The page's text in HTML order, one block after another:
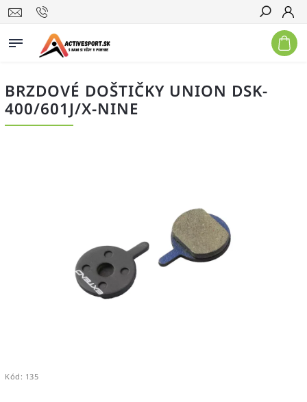
Hľadať
BRZDOVÉ DOŠTIČKY UNION DSK-
400/601J/X-NINE
Kód: 135